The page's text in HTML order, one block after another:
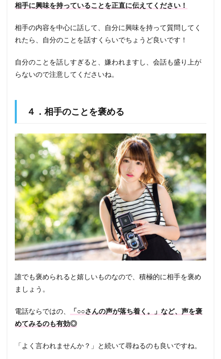
相手に興味を持っていることを正直に伝えてください！
相手の内容を中心に話して、自分に興味を持って質問してく
れたら、自分のことを話すくらいでちょうど良いです！
自分のことを話しすぎると、嫌われますし、会話も盛り上が
らないので注意してくださいね。
４．相手のことを褒める
誰でも褒められると嬉しいものなので、積極的に相手を褒め
ましょう。
電話ならではの、
「○○さんの声が落ち着く。」など、声を褒
めてみるのも有効◎
「よく言われませんか？」と続いて尋ねるのも良いですね。